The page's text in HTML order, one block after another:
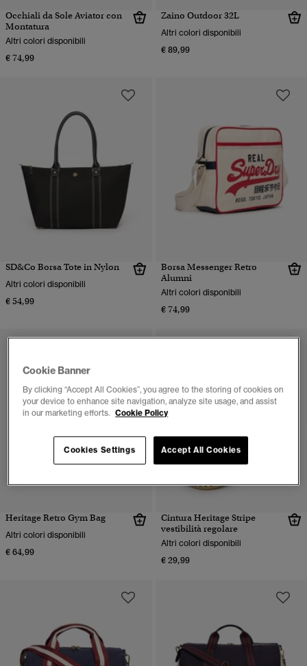
Occhiali da Sole Aviator con
Montatura
Altri colori disponibili
€ 74,99
Zaino Outdoor 32L
Altri colori disponibili
€ 89,99
SD&Co Borsa Tote in Nylon
Altri colori disponibili
€ 54,99
Borsa Messenger Retro
Alumni
Altri colori disponibili
€ 74,99
Heritage Retro Gym Bag
Altri colori disponibili
€ 64,99
Cintura Heritage Stripe
vestibilità regolare
Altri colori disponibili
€ 29,99
Cookie Banner
By clicking “Accept All Cookies”, you agree to the storing of cookies on
your device to enhance site navigation, analyze site usage, and assist
in our marketing efforts. Cookie Policy
Cookies Settings Accept All Cookies